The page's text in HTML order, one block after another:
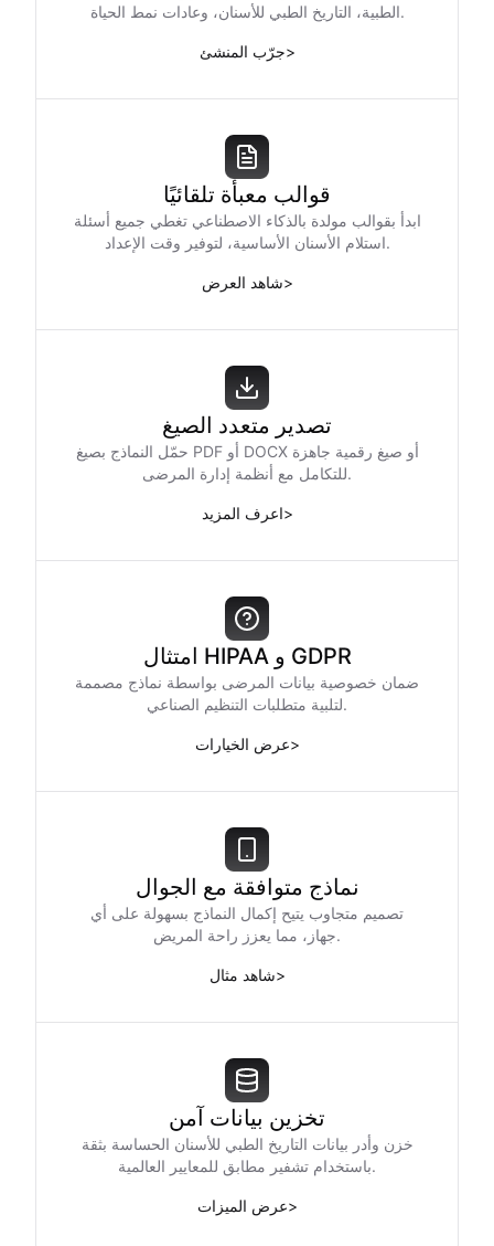
الطبية، التاريخ الطبي للأسنان، وعادات نمط الحياة.
جرّب المنشئ>
قوالب معبأة تلقائيًا
ابدأ بقوالب مولدة بالذكاء الاصطناعي تغطي جميع أسئلة
استلام الأسنان الأساسية، لتوفير وقت الإعداد.
شاهد العرض>
تصدير متعدد الصيغ
حمّل النماذج بصيغ PDF أو DOCX أو صيغ رقمية جاهزة
للتكامل مع أنظمة إدارة المرضى.
اعرف المزيد>
امتثال HIPAA و GDPR
ضمان خصوصية بيانات المرضى بواسطة نماذج مصممة
لتلبية متطلبات التنظيم الصناعي.
عرض الخيارات>
نماذج متوافقة مع الجوال
تصميم متجاوب يتيح إكمال النماذج بسهولة على أي
جهاز، مما يعزز راحة المريض.
شاهد مثال>
تخزين بيانات آمن
خزن وأدر بيانات التاريخ الطبي للأسنان الحساسة بثقة
باستخدام تشفير مطابق للمعايير العالمية.
عرض الميزات>